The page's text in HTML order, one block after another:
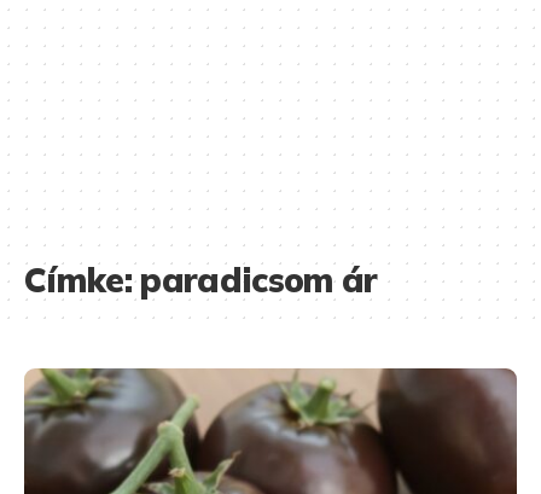
Címke:paradicsom ár